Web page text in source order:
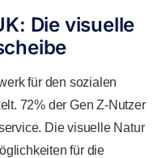
Die visuelle
für den sozialen
72% der Gen Z-Nutzer
Die visuelle Natur
für die